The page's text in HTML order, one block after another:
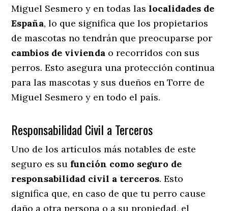
Miguel Sesmero y en todas laslocalidades de
España, lo que significa que los propietarios
de mascotas no tendrán que preocuparse por
cambios de vivienda o recorridos con sus
perros. Esto asegura una protección continua
para las mascotas y sus dueños en Torre de
Miguel Sesmero y en todo el país.
Responsabilidad Civil a Terceros
Uno de los artículos más notables de este
seguro es su función como seguro de
responsabilidad civil a terceros. Esto
significa que, en caso de que tu perro cause
daño a otra persona o a su propiedad, el